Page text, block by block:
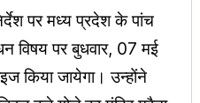
पर मध्य प्रदेश के पांच
विषय पर बुधवार, 07 मई
किया जायेगा। उन्होंने